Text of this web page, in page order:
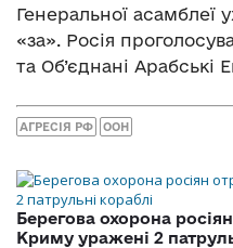
Генеральної асамблеї
«за». Росія
та Об’єднані Арабські
АГРЕСІЯ РФ ООН
Берегова охорона
Криму уражені 2